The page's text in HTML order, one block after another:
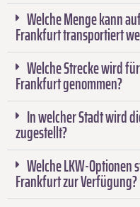
Welche Menge kann
Frankfurt transportiert
Welche Strecke wird
Frankfurt genommen?
In welcher Stadt wird
zugestellt?
Welche LKW-
Frankfurt zur Verfügung?